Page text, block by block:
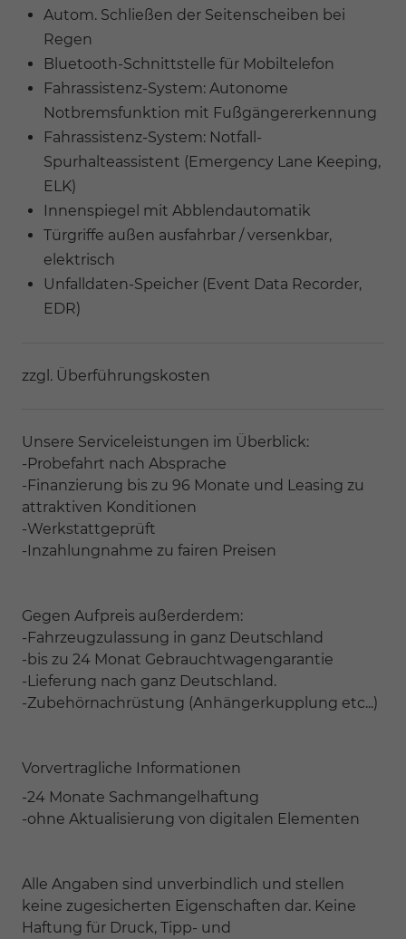
Autom. Schließen der Seitenscheiben bei
Regen
Bluetooth-Schnittstelle für Mobiltelefon
Fahrassistenz-System: Autonome
Notbremsfunktion mit Fußgängererkennung
Fahrassistenz-System: Notfall-
Spurhalteassistent (Emergency Lane Keeping,
ELK)
Innenspiegel mit Abblendautomatik
Türgriffe außen ausfahrbar / versenkbar,
elektrisch
Unfalldaten-Speicher (Event Data Recorder,
EDR)
zzgl. Überführungskosten
Unsere Serviceleistungen im Überblick:
-Probefahrt nach Absprache
-Finanzierung bis zu 96 Monate und Leasing zu
attraktiven Konditionen
-Werkstattgeprüft
-Inzahlungnahme zu fairen Preisen
Gegen Aufpreis außerderdem:
-Fahrzeugzulassung in ganz Deutschland
-bis zu 24 Monat Gebrauchtwagengarantie
-Lieferung nach ganz Deutschland.
-Zubehörnachrüstung (Anhängerkupplung etc...)
Vorvertragliche Informationen
-24 Monate Sachmangelhaftung
-ohne Aktualisierung von digitalen Elementen
Alle Angaben sind unverbindlich und stellen
keine zugesicherten Eigenschaften dar. Keine
Haftung für Druck, Tipp- und